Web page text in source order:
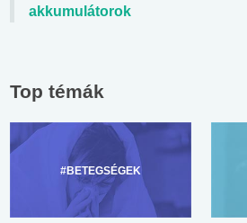
akkumulátorok
Top témák
#BETEGSÉGEK